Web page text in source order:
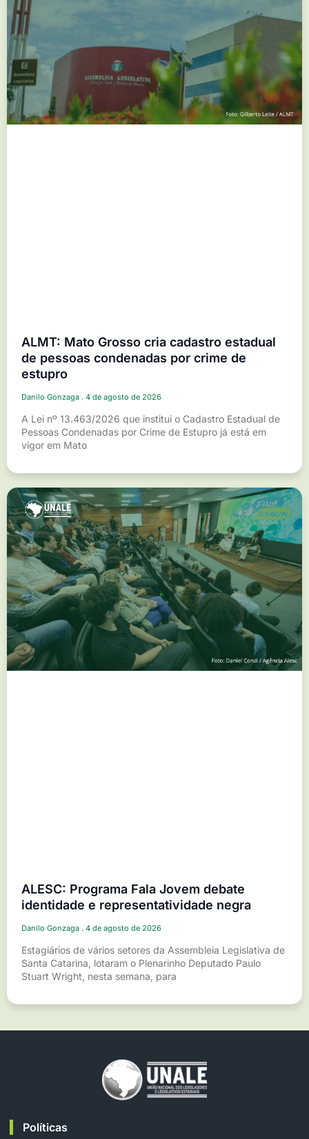
ALMT: Mato Grosso cria cadastro estadual
de pessoas condenadas por crime de
estupro
Danilo Gonzaga 4 de agosto de 2026
A Lei nº 13.463/2026 que institui o Cadastro Estadual de
Pessoas Condenadas por Crime de Estupro já está em
vigor em Mato
ALESC: Programa Fala Jovem debate
identidade e representatividade negra
Danilo Gonzaga 4 de agosto de 2026
Estagiários de vários setores da Assembleia Legislativa de
Santa Catarina, lotaram o Plenarinho Deputado Paulo
Stuart Wright, nesta semana, para
Políticas